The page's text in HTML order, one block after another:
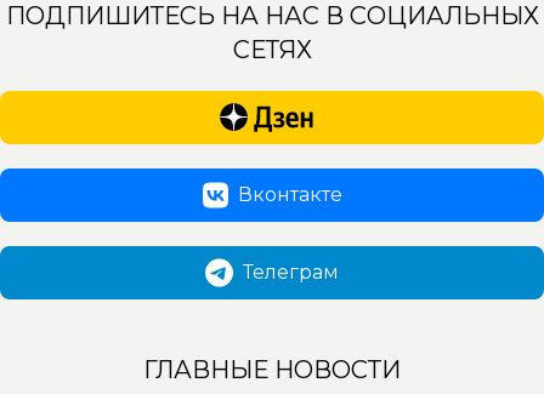
ПОДПИШИТЕСЬ НА НАС В СОЦИАЛЬНЫХ
СЕТЯХ
Вконтакте
Телеграм
ГЛАВНЫЕ НОВОСТИ